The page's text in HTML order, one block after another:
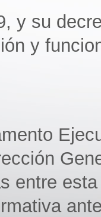
y su
y
entre